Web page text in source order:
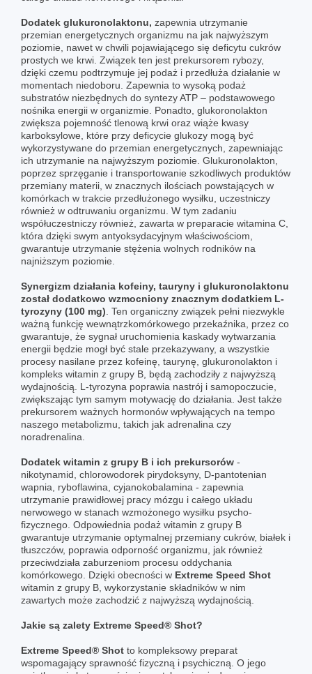
Dodatek glukuronolaktonu, zapewnia utrzymanie
przemian energetycznych organizmu na jak najwyższym
poziomie, nawet w chwili pojawiającego się deficytu cukrów
prostych we krwi. Związek ten jest prekursorem rybozy,
dzięki czemu podtrzymuje jej podaż i przedłuża działanie w
momentach niedoboru. Zapewnia to wysoką podaż
substratów niezbędnych do syntezy ATP – podstawowego
nośnika energii w organizmie. Ponadto, glukoronolakton
zwiększa pojemność tlenową krwi oraz wiąże kwasy
karboksylowe, które przy deficycie glukozy mogą być
wykorzystywane do przemian energetycznych, zapewniając
ich utrzymanie na najwyższym poziomie. Glukuronolakton,
poprzez sprzęganie i transportowanie szkodliwych produktów
przemiany materii, w znacznych ilościach powstających w
komórkach w trakcie przedłużonego wysiłku, uczestniczy
również w odtruwaniu organizmu. W tym zadaniu
współuczestniczy również, zawarta w preparacie witamina C,
która dzięki swym antyoksydacyjnym właściwościom,
gwarantuje utrzymanie stężenia wolnych rodników na
najniższym poziomie.
Synergizm działania kofeiny, tauryny i glukuronolaktonu
został dodatkowo wzmocniony znacznym dodatkiem L-
tyrozyny (100 mg) . Ten organiczny związek pełni niezwykle
ważną funkcję wewnątrzkomórkowego przekaźnika, przez co
gwarantuje, że sygnał uruchomienia kaskady wytwarzania
energii będzie mogł być stale przekazywany, a wszystkie
procesy nasilane przez kofeinę, taurynę, glukuronolakton i
kompleks witamin z grupy B, będą zachodziły z najwyższą
wydajnością. L-tyrozyna poprawia nastrój i samopoczucie,
zwiększając tym samym motywację do działania. Jest także
prekursorem ważnych hormonów wpływających na tempo
naszego metabolizmu, takich jak adrenalina czy
noradrenalina.
Dodatek witamin z grupy B i ich prekursorów -
nikotynamid, chlorowodorek pirydoksyny, D-pantotenian
wapnia, ryboflawina, cyjanokobalamina - zapewnia
utrzymanie prawidłowej pracy mózgu i całego układu
nerwowego w stanach wzmożonego wysiłku psycho-
fizycznego. Odpowiednia podaż witamin z grupy B
gwarantuje utrzymanie optymalnej przemiany cukrów, białek i
tłuszczów, poprawia odporność organizmu, jak również
przeciwdziała zaburzeniom procesu oddychania
komórkowego. Dzięki obecności w Extreme Speed Shot
witamin z grupy B, wykorzystanie składników w nim
zawartych może zachodzić z najwyższą wydajnością.
Jakie są zalety Extreme Speed® Shot?
Extreme Speed® Shot to kompleksowy preparat
wspomagający sprawność fizyczną i psychiczną. O jego